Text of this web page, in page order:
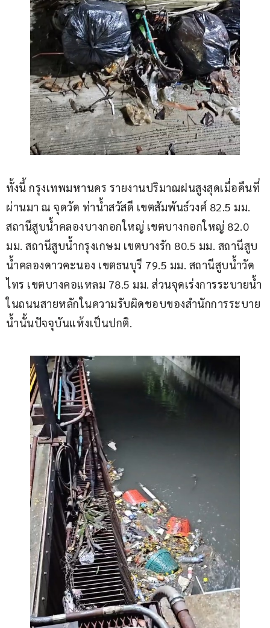
ทั้งนี้ กรุงเทพมหานคร รายงานปริมาณฝนสูงสุดเมื่อคืนที่
ผ่านมา ณ จุดวัด ท่าน้ำสวัสดี เขตสัมพันธ์วงศ์ 82.5 มม.
สถานีสูบน้ำคลองบางกอกใหญ่ เขตบางกอกใหญ่ 82.0
มม. สถานีสูบน้ำกรุงเกษม เขตบางรัก 80.5 มม. สถานีสูบ
น้ำคลองดาวคะนอง เขตธนบุรี 79.5 มม. สถานีสูบน้ำวัด
ไทร เขตบางคอแหลม 78.5 มม. ส่วนจุดเร่งการระบายน้ำ
ในถนนสายหลักในความรับผิดชอบของสำนักการระบาย
น้ำนั้นปัจจุบันแห้งเป็นปกติ.